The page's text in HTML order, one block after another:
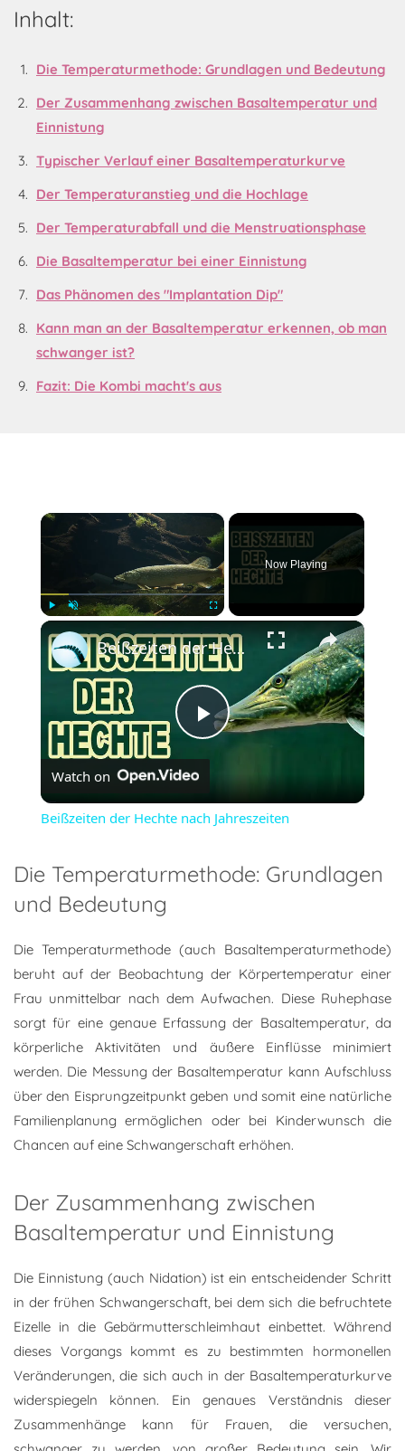
Inhalt:
Die Temperaturmethode: Grundlagen und Bedeutung
Der Zusammenhang zwischen Basaltemperatur und
Einnistung
Typischer Verlauf einer Basaltemperaturkurve
Der Temperaturanstieg und die Hochlage
Der Temperaturabfall und die Menstruationsphase
Die Basaltemperatur bei einer Einnistung
Das Phänomen des "Implantation Dip"
Kann man an der Basaltemperatur erkennen, ob man
schwanger ist?
Fazit: Die Kombi macht's aus
×
Now Playing
×
Play
Video
Beißzeiten der Hechte nach Jahreszeiten
Watch on
Beißzeiten der Hechte nach Jahreszeiten
Die Temperaturmethode: Grundlagen
und Bedeutung
Die Temperaturmethode (auch Basaltemperaturmethode)
beruht auf der Beobachtung der Körpertemperatur einer
Frau unmittelbar nach dem Aufwachen. Diese Ruhephase
sorgt für eine genaue Erfassung der Basaltemperatur, da
körperliche Aktivitäten und äußere Einflüsse minimiert
werden. Die Messung der Basaltemperatur kann Aufschluss
über den Eisprungzeitpunkt geben und somit eine natürliche
Familienplanung ermöglichen oder bei Kinderwunsch die
Chancen auf eine Schwangerschaft erhöhen.
Der Zusammenhang zwischen
Basaltemperatur und Einnistung
Die Einnistung (auch Nidation) ist ein entscheidender Schritt
in der frühen Schwangerschaft, bei dem sich die befruchtete
Eizelle in die Gebärmutterschleimhaut einbettet. Während
dieses Vorgangs kommt es zu bestimmten hormonellen
Veränderungen, die sich auch in der Basaltemperaturkurve
widerspiegeln können. Ein genaues Verständnis dieser
Zusammenhänge kann für Frauen, die versuchen,